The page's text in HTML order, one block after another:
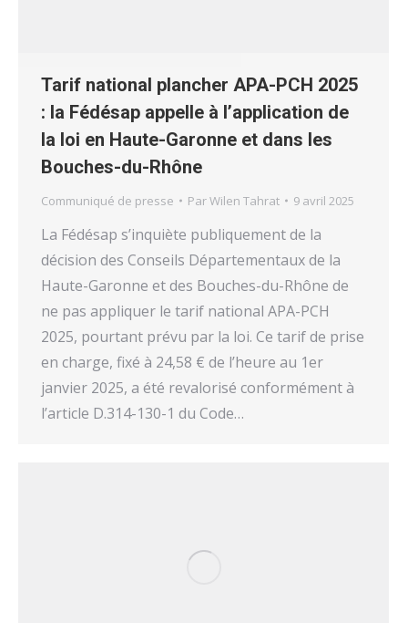
Tarif national plancher APA-PCH 2025
: la Fédésap appelle à l’application de
la loi en Haute-Garonne et dans les
Bouches-du-Rhône
Communiqué de presse ParWilen Tahrat 9 avril 2025
La Fédésap s’inquiète publiquement de la
décision des Conseils Départementaux de la
Haute-Garonne et des Bouches-du-Rhône de
ne pas appliquer le tarif national APA-PCH
2025, pourtant prévu par la loi. Ce tarif de prise
en charge, fixé à 24,58 € de l’heure au 1er
janvier 2025, a été revalorisé conformément à
l’article D.314-130-1 du Code…